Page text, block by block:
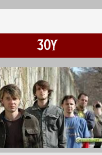
30Y